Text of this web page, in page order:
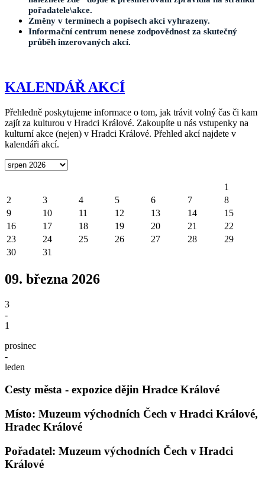
pořadatele\akce.
Změny v termínech a popisech akcí vyhrazeny.
Informační centrum nenese zodpovědnost za skutečný
průběh inzerovaných akcí.
KALENDÁŘ AKCÍ
Přehledně poskytujeme informace o tom, jak trávit volný čas či kam
zajít za kulturou v Hradci Králové. Zakoupíte u nás vstupenky na
kulturní akce (nejen) v Hradci Králové. Přehled akcí najdete v
kalendáři akcí.
1
2
3 4 5 6 7
8
9
10 11 12 13 14
15
16
17 18 19 20 21
22
23
24 25 26 27 28
29
30
31
09. března 2026
3
-
1
prosinec
-
leden
Cesty města - expozice dějin Hradce Králové
Místo: Muzeum východních Čech v Hradci Králové,
Hradec Králové
Pořadatel: Muzeum východních Čech v Hradci
Králové